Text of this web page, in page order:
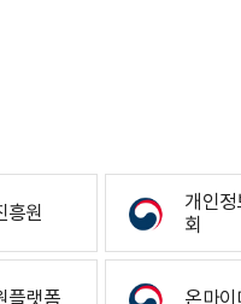
흥원
개인정
회
플랫폼 온마이